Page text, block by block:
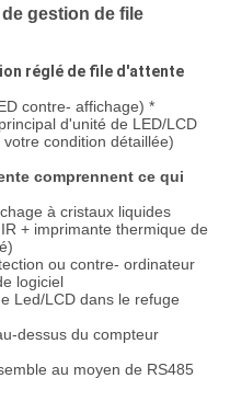
gestion de file
réglé de file d'attente
contre- affichage) *
d'unité de LED/LCD
condition détaillée)
comprennent ce qui
à cristaux liquides
+ imprimante thermique de
ou contre- ordinateur
logiciel
Led/LCD dans le refuge
dessus du compteur
au moyen de RS485